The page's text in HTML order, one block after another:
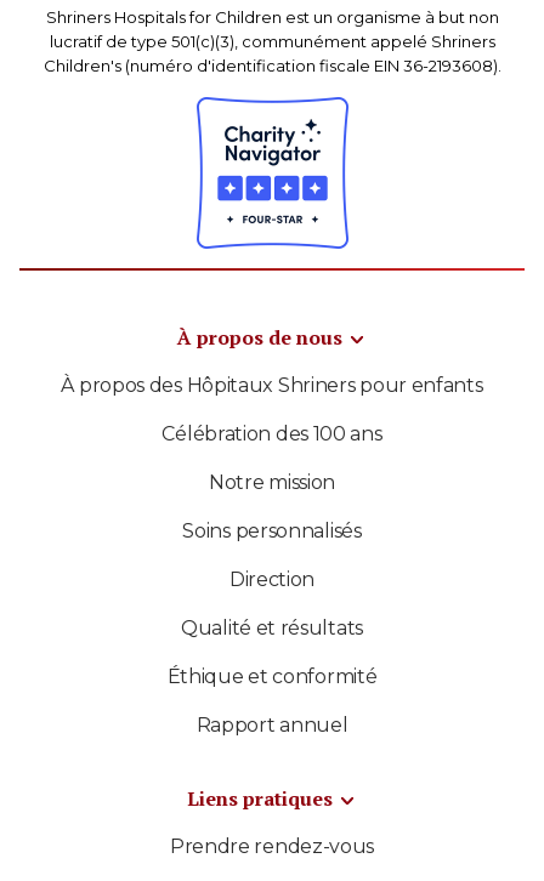
Shriners Hospitals for Children est un organisme à but non
lucratif de type 501(c)(3), communément appelé Shriners
Children's (numéro d'identification fiscale EIN 36-2193608).
À propos de nous
À propos des Hôpitaux Shriners pour enfants
Célébration des 100 ans
Notre mission
Soins personnalisés
Direction
Qualité et résultats
Éthique et conformité
Rapport annuel
Liens pratiques
Prendre rendez-vous